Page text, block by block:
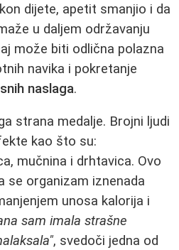
dijete, apetit smanjio i da
u daljem održavanju
može biti odlična polazna
navika i pokretanje
naslaga.
strana medalje. Brojni ljudi
kao što su:
mučnina i drhtavica. Ovo
se organizam iznenada
unosa kalorija i
sam imala strašne
, svedoči jedna od